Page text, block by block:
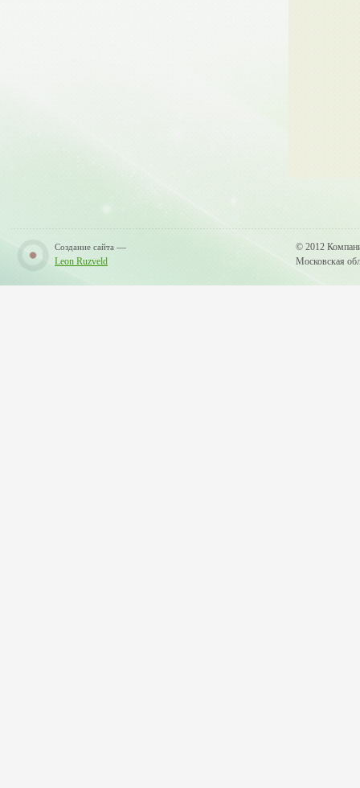
Создание сайта —
Leon Ruzveld
© 2012
Московская